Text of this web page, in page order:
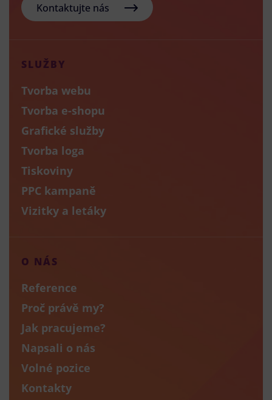
Kontaktujte nás
SLUŽBY
Tvorba webu
Tvorba e-shopu
Grafické služby
Tvorba loga
Tiskoviny
PPC kampaně
Vizitky a letáky
O NÁS
Reference
Proč právě my?
Jak pracujeme?
Napsali o nás
Volné pozice
Kontakty